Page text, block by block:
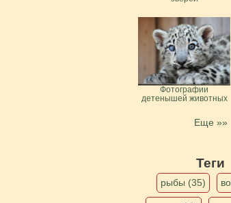
Фотографии
детенышей животных
Еще »»
Теги
рыбы (35)